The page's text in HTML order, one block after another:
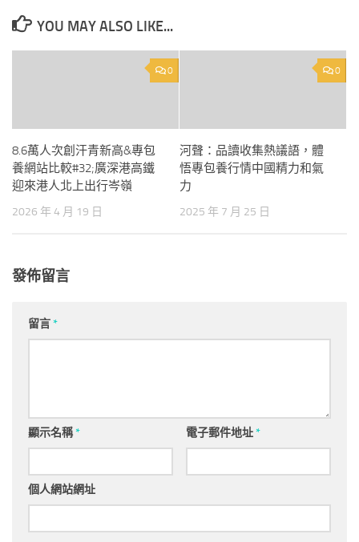
YOU MAY ALSO LIKE...
0
8.6萬人次創汗青新高&專包
養網站比較#32;廣深港高鐵
迎來港人北上出行岑嶺
2026 年 4 月 19 日
0
河聲：品讀收集熱議語，體
悟專包養行情中國精力和氣
力
2025 年 7 月 25 日
發佈留言
留言*
顯示名稱* 電子郵件地址*
個人網站網址